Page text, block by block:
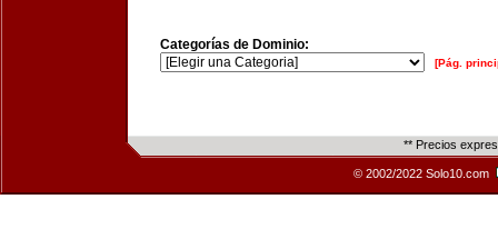
Categorías de Dominio:
[Pág.
** Precios
© 2002/2022 Solo10.com